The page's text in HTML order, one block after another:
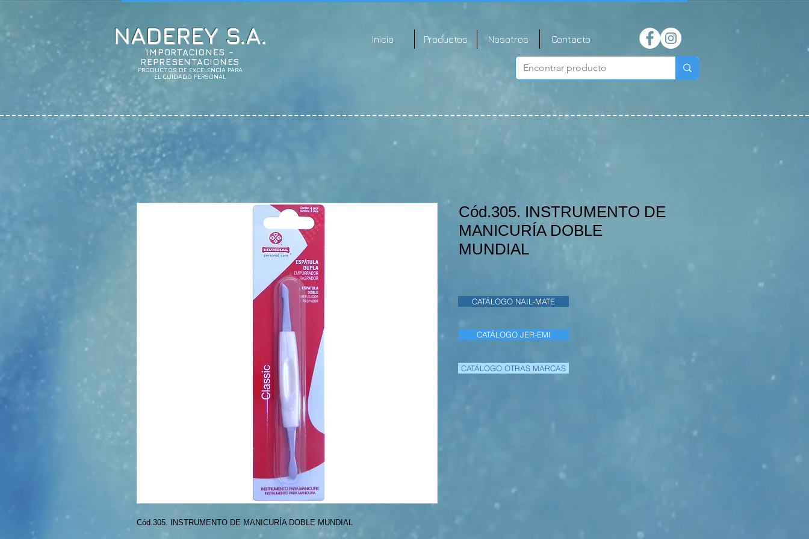
NADEREY S.A.
IMPORTACIONES -
REPRESENTACIONES
PRODUCTOS DE EXCELENCIA PARA
EL CUIDADO PERSONAL
Inicio Productos Nosotros Contacto
Cód.305. INSTRUMENTO DE MANICURÍA DOBLE MUNDIAL
Cód.305. INSTRUMENTO DE
MANICURÍA DOBLE
MUNDIAL
CATÁLOGO NAIL-MATE
CATÁLOGO JER-EMI
CATÁLOGO OTRAS MARCAS